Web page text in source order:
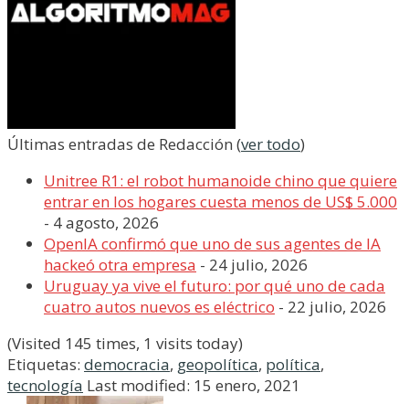
Últimas entradas de Redacción (ver todo)
Unitree R1: el robot humanoide chino que quiere
entrar en los hogares cuesta menos de US$ 5.000
- 4 agosto, 2026
OpenIA confirmó que uno de sus agentes de IA
hackeó otra empresa - 24 julio, 2026
Uruguay ya vive el futuro: por qué uno de cada
cuatro autos nuevos es eléctrico - 22 julio, 2026
(Visited 145 times, 1 visits today)
Etiquetas: democracia, geopolítica, política,
tecnología Last modified: 15 enero, 2021